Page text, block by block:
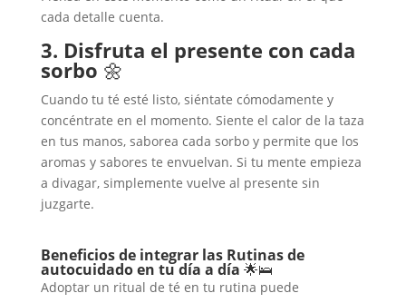
cada detalle cuenta.
3. Disfruta el presente con cada
sorbo 🌼
Cuando tu té esté listo, siéntate cómodamente y
concéntrate en el momento. Siente el calor de la taza
en tus manos, saborea cada sorbo y permite que los
aromas y sabores te envuelvan. Si tu mente empieza
a divagar, simplemente vuelve al presente sin
juzgarte.
Beneficios de integrar las Rutinas de
autocuidado en tu día a día 🌟🛌
Adoptar un ritual de té en tu rutina puede